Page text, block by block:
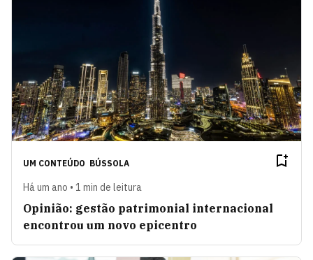
UM CONTEÚDO BÚSSOLA
Há um ano • 1 min de leitura
Opinião: gestão patrimonial internacional
encontrou um novo epicentro